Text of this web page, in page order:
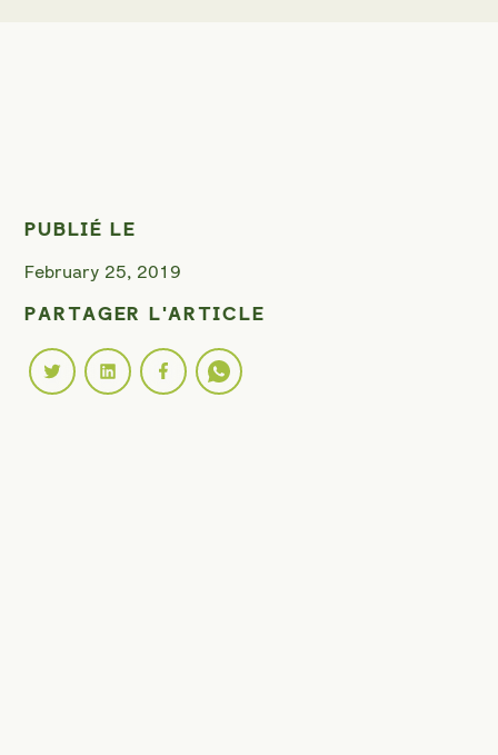
PUBLIÉ LE
February 25, 2019
PARTAGER L'ARTICLE